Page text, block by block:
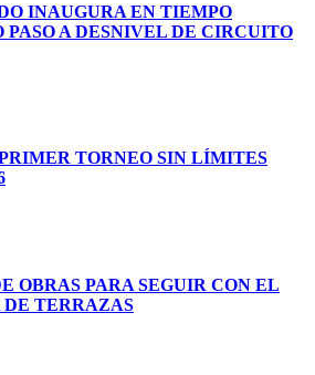
INAUGURA EN TIEMPO
PASO A DESNIVEL DE CIRCUITO
TORNEO SIN LÍMITES
OBRAS PARA SEGUIR CON EL
TERRAZAS